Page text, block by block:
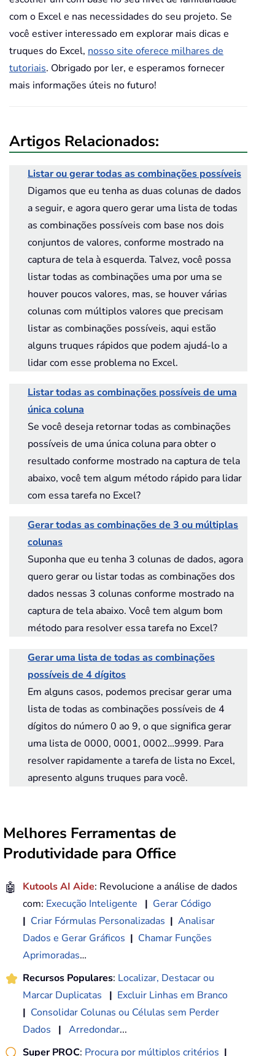
com o Excel e nas necessidades do seu projeto. Se
você estiver interessado em explorar mais dicas e
truques do Excel, nosso site oferece milhares de
tutoriais. Obrigado por ler, e esperamos fornecer
mais informações úteis no futuro!
Artigos Relacionados:
Listar ou gerar todas as combinações possíveis
Digamos que eu tenha as duas colunas de dados
a seguir, e agora quero gerar uma lista de todas
as combinações possíveis com base nos dois
conjuntos de valores, conforme mostrado na
captura de tela à esquerda. Talvez, você possa
listar todas as combinações uma por uma se
houver poucos valores, mas, se houver várias
colunas com múltiplos valores que precisam
listar as combinações possíveis, aqui estão
alguns truques rápidos que podem ajudá-lo a
lidar com esse problema no Excel.
Listar todas as combinações possíveis de uma
única coluna
Se você deseja retornar todas as combinações
possíveis de uma única coluna para obter o
resultado conforme mostrado na captura de tela
abaixo, você tem algum método rápido para lidar
com essa tarefa no Excel?
Gerar todas as combinações de 3 ou múltiplas
colunas
Suponha que eu tenha 3 colunas de dados, agora
quero gerar ou listar todas as combinações dos
dados nessas 3 colunas conforme mostrado na
captura de tela abaixo. Você tem algum bom
método para resolver essa tarefa no Excel?
Gerar uma lista de todas as combinações
possíveis de 4 dígitos
Em alguns casos, podemos precisar gerar uma
lista de todas as combinações possíveis de 4
dígitos do número 0 ao 9, o que significa gerar
uma lista de 0000, 0001, 0002…9999. Para
resolver rapidamente a tarefa de lista no Excel,
apresento alguns truques para você.
Melhores Ferramentas de
Produtividade para Office
🤖 Kutools AI Aide: Revolucione a análise de dados
com: Execução Inteligente | Gerar Código
| Criar Fórmulas Personalizadas | Analisar
Dados e Gerar Gráficos | Chamar Funções
Aprimoradas…
Recursos Populares: Localizar, Destacar ou
Marcar Duplicatas
| Excluir Linhas em Branco
| Consolidar Colunas ou Células sem Perder
Dados
| Arredondar...
Super PROC: Procura por múltiplos critérios |